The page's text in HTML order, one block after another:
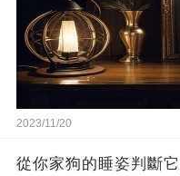
2023/11/20
從你家狗的睡姿判斷